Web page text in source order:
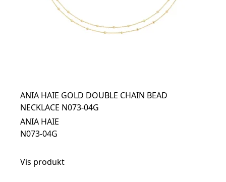
ANIA HAIE GOLD DOUBLE CHAIN BEAD
NECKLACE N073-04G
ANIA HAIE
N073-04G
Vis produkt